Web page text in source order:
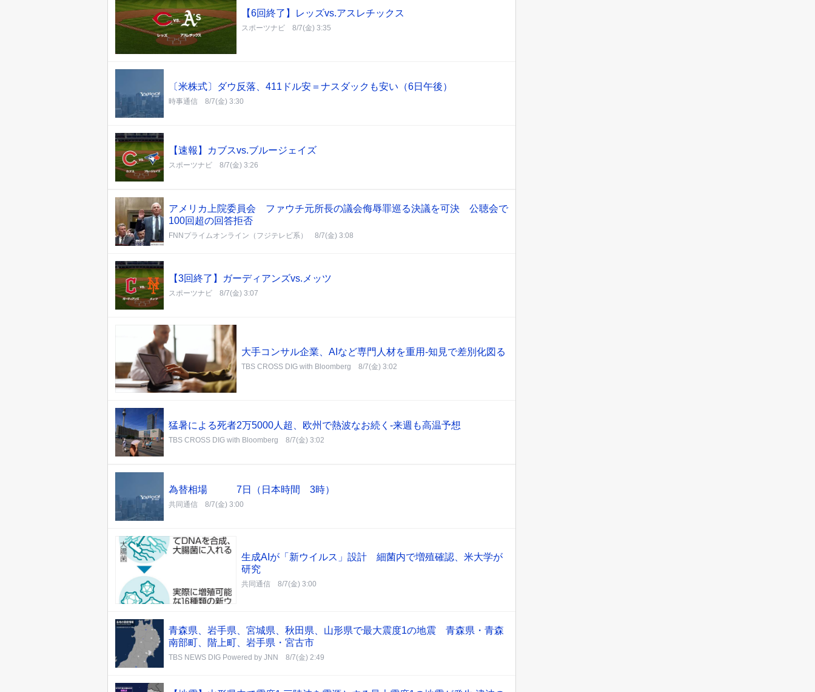
【6回終了】レッズvs.アスレチックス
スポーツナビ 8/7(金) 3:35
〔米株式〕ダウ反落、411ドル安＝ナスダックも安い（6日午後）
時事通信 8/7(金) 3:30
【速報】カブスvs.ブルージェイズ
スポーツナビ 8/7(金) 3:26
アメリカ上院委員会 ファウチ元所長の議会侮辱罪巡る決議を可決 公聴会で
100回超の回答拒否
FNNプライムオンライン（フジテレビ系） 8/7(金) 3:08
【3回終了】ガーディアンズvs.メッツ
スポーツナビ 8/7(金) 3:07
大手コンサル企業、AIなど専門人材を重用-知見で差別化図る
TBS CROSS DIG with Bloomberg 8/7(金) 3:02
猛暑による死者2万5000人超、欧州で熱波なお続く-来週も高温予想
TBS CROSS DIG with Bloomberg 8/7(金) 3:02
為替相場 7日（日本時間 3時）
共同通信 8/7(金) 3:00
生成AIが「新ウイルス」設計 細菌内で増殖確認、米大学が
研究
共同通信 8/7(金) 3:00
青森県、岩手県、宮城県、秋田県、山形県で最大震度1の地震 青森県・青森
南部町、階上町、岩手県・宮古市
TBS NEWS DIG Powered by JNN 8/7(金) 2:49